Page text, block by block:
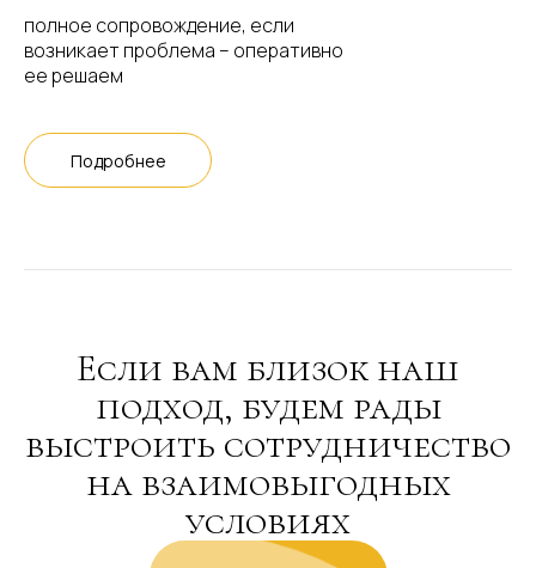
полное сопровождение, если
возникает проблема – оперативно
ее решаем
Подробнее
Если вам близок наш
подход, будем рады
выстроить сотрудничество
на взаимовыгодных
условиях